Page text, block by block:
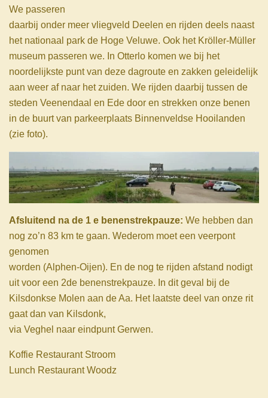
We passeren
daarbij onder meer vliegveld Deelen en rijden deels naast
het nationaal park de Hoge Veluwe. Ook het Kröller-Müller
museum passeren we. In Otterlo komen we bij het
noordelijkste punt van deze dagroute en zakken geleidelijk
aan weer af naar het zuiden. We rijden daarbij tussen de
steden Veenendaal en Ede door en strekken onze benen
in de buurt van parkeerplaats Binnenveldse Hooilanden
(zie foto).
Afsluitend na de 1 e benenstrekpauze: We hebben dan
nog zo’n 83 km te gaan. Wederom moet een veerpont
genomen
worden (Alphen-Oijen). En de nog te rijden afstand nodigt
uit voor een 2de benenstrekpauze. In dit geval bij de
Kilsdonkse Molen aan de Aa. Het laatste deel van onze rit
gaat dan van Kilsdonk,
via Veghel naar eindpunt Gerwen.
Koffie Restaurant Stroom
Lunch Restaurant Woodz